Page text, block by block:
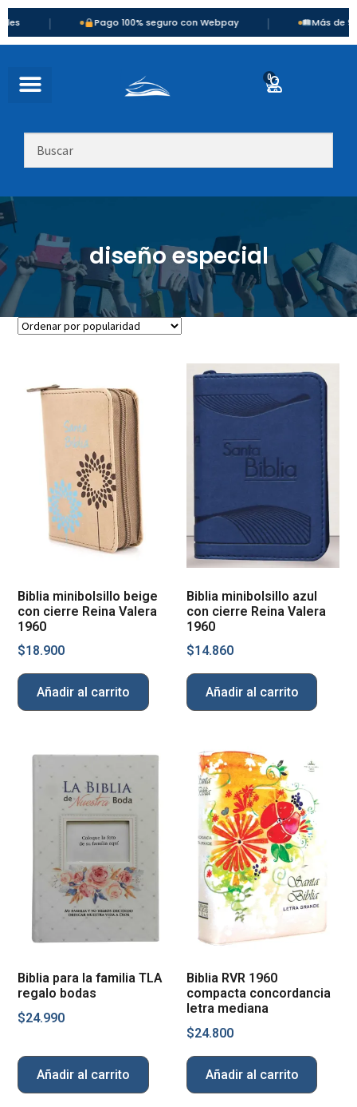
| Pago 100% seguro con Webpay | Más de 900
0
diseño especial
Biblia minibolsillo beige
con cierre Reina Valera
1960
$18.900
Añadir al carrito
Biblia minibolsillo azul
con cierre Reina Valera
1960
$14.860
Añadir al carrito
Biblia para la familia TLA
regalo bodas
$24.990
Añadir al carrito
Biblia RVR 1960
compacta concordancia
letra mediana
$24.800
Añadir al carrito